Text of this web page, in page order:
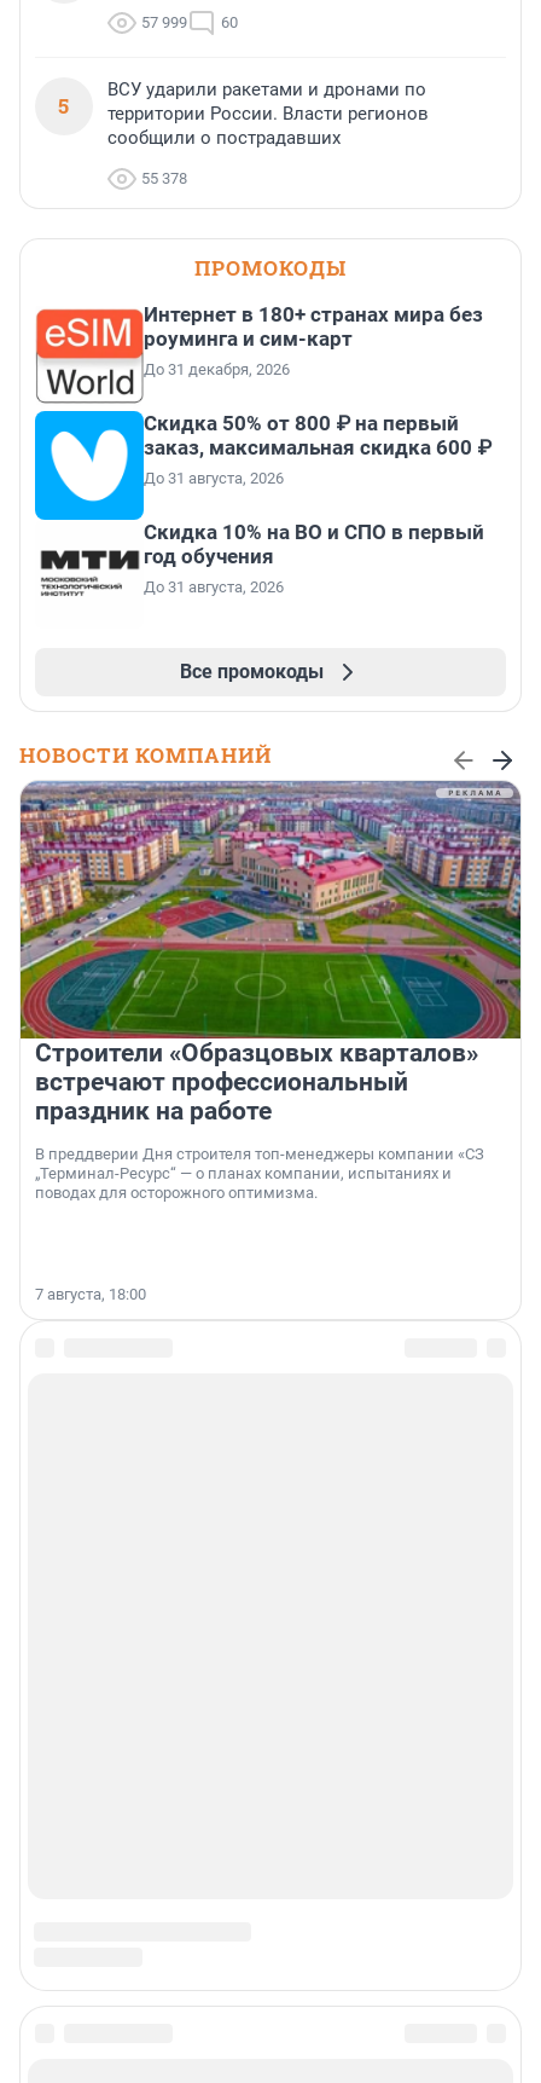
57 999 60
5
ВСУ ударили ракетами и дронами по
территории России. Власти регионов
сообщили о пострадавших
55 378
ПРОМОКОДЫ
Интернет в 180+ странах мира без
роуминга и сим-карт
До 31 декабря, 2026
Скидка 50% от 800 ₽ на первый
заказ, максимальная скидка 600 ₽
До 31 августа, 2026
Скидка 10% на ВО и СПО в первый
год обучения
До 31 августа, 2026
Все промокоды
НОВОСТИ КОМПАНИЙ
Строители «Образцовых кварталов»
встречают профессиональный
праздник на работе
В преддверии Дня строителя топ-менеджеры компании «СЗ
„Терминал-Ресурс“ — о планах компании, испытаниях и
поводах для осторожного оптимизма.
7 августа, 18:00